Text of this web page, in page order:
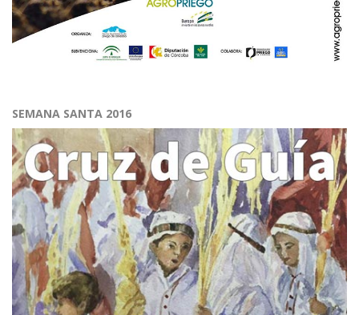
SEMANA SANTA 2016